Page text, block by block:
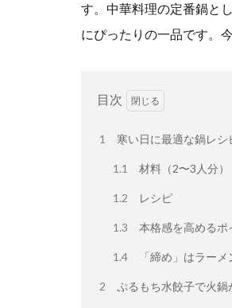
す。中華料理の定番鍋と
にぴったりの一品です。
目次
1 寒い日に最適な鍋レ
1.1 材料（2〜3人分）
1.2 レシピ
1.3 本格感を高めるポ
1.4 「締め」はラーメ
2 ぷるもち水餃子で火鍋